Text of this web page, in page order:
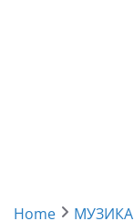
Home МУЗИКА